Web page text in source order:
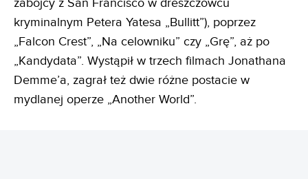
zabójcy z San Francisco w dreszczowcu
kryminalnym Petera Yatesa „Bullitt”), poprzez
„Falcon Crest”, „Na celowniku” czy „Grę”, aż po
„Kandydata”. Wystąpił w trzech filmach Jonathana
Demme’a, zagrał też dwie różne postacie w
mydlanej operze „Another World”.